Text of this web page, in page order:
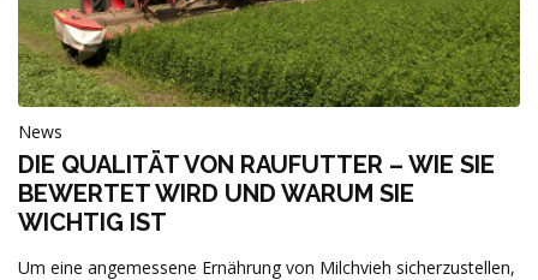
News
DIE QUALITÄT VON RAUFUTTER – WIE SIE
BEWERTET WIRD UND WARUM SIE
WICHTIG IST
Um eine angemessene Ernährung von Milchvieh sicherzustellen,